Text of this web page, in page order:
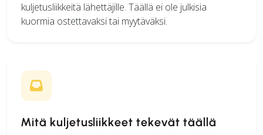
kuljetusliikkeitä lähettäjille. Täällä ei ole julkisia
kuormia ostettavaksi tai myytäväksi.
Mitä kuljetusliikkeet tekevät täällä